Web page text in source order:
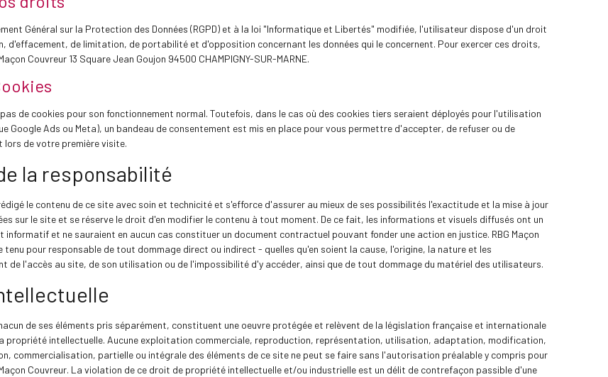
Général sur la Protection des Données (RGPD) et à la loi "Informatique et Libertés" modifiée, l'utilisateur dispose d'un droit
d'effacement, de limitation, de portabilité et d'opposition concernant les données qui le concernent. Pour exercer ces droits,
Couvreur 13 Square Jean Goujon 94500 CHAMPIGNY-SUR-MARNE.
de cookies pour son fonctionnement normal. Toutefois, dans le cas où des cookies tiers seraient déployés pour l'utilisation
Google Ads ou Meta), un bandeau de consentement est mis en place pour vous permettre d'accepter, de refuser ou de
lors de votre première visite.
la responsabilité
le contenu de ce site avec soin et technicité et s'efforce d'assurer au mieux de ses possibilités l'exactitude et la mise à jour
sur le site et se réserve le droit d'en modifier le contenu à tout moment. De ce fait, les informations et visuels diffusés ont un
informatif et ne sauraient en aucun cas constituer un document contractuel pouvant fonder une action en justice. RBG Maçon
tenu pour responsable de tout dommage direct ou indirect - quelles qu'en soient la cause, l'origine, la nature et les
de l'accès au site, de son utilisation ou de l'impossibilité d'y accéder, ainsi que de tout dommage du matériel des utilisateurs.
de ses éléments pris séparément, constituent une oeuvre protégée et relèvent de la législation française et internationale
propriété intellectuelle. Aucune exploitation commerciale, reproduction, représentation, utilisation, adaptation, modification,
commercialisation, partielle ou intégrale des éléments de ce site ne peut se faire sans l'autorisation préalable y compris pour
Couvreur. La violation de ce droit de propriété intellectuelle et/ou industrielle est un délit de contrefaçon passible d'une